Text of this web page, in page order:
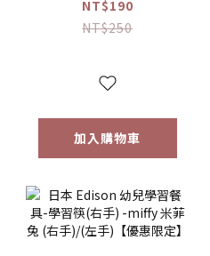
款色可選【優惠限
定】
NT$190
NT$250
加入購物車